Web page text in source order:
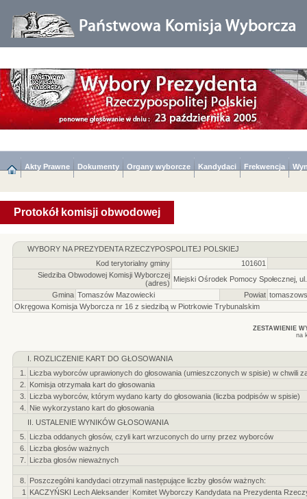
Akty Prawne Dokumenty Organy wyborcze Kandydaci Frekwencja
Protokół komisji obwodowej
WYBORY NA PREZYDENTA RZECZYPOSPOLITEJ POLSKIEJ
Kod terytorialny gminy
101601
Siedziba Obwodowej Komisji Wyborczej
(adres) Miejski Ośrodek Pomocy Społecznej,
Gmina Tomaszów Mazowiecki Powiat
Okręgowa Komisja Wyborcza nr 16 z siedzibą w Piotrkowie Trybunalskim
ZESTAWIENIE
na
I. ROZLICZENIE KART DO GŁOSOWANIA
1.
Liczba wyborców uprawionych do głosowania (umieszczonych w spisie) w chwili
2.
Komisja otrzymała kart do głosowania
3.
Liczba wyborców, którym wydano karty do głosowania (liczba podpisów w spisie)
4.
Nie wykorzystano kart do głosowania
II. USTALENIE WYNIKÓW GŁOSOWANIA
5.
Liczba oddanych głosów, czyli kart wrzuconych do urny przez wyborców
6.
Liczba głosów ważnych
7.
Liczba głosów nieważnych
8.
Poszczególni kandydaci otrzymali następujące liczby głosów ważnych:
1
KACZYŃSKI Lech Aleksander Komitet Wyborczy Kandydata na Prezydenta